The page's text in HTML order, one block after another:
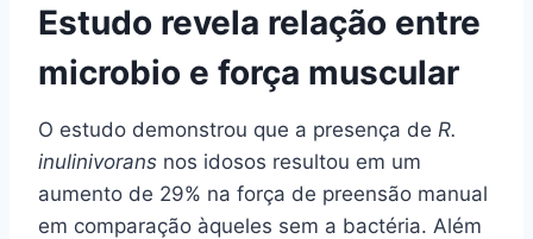
Estudo revela relação entre
microbio e força muscular
O estudo demonstrou que a presença de R.
inulinivorans nos idosos resultou em um
aumento de 29% na força de preensão manual
em comparação àqueles sem a bactéria. Além